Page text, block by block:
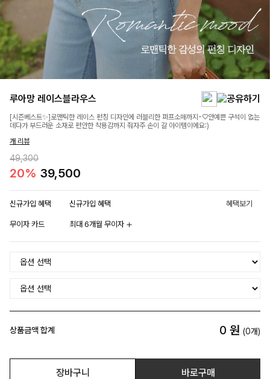
루아망 레이스블라우스
[시즌베스트✨]로맨틱한 레이스 펀칭 디자인에 러블리한 퍼프소매까지-♡안예쁜 구석이 없는
데다가 부드러운 소재로 편안한 착용감까지 줘자주 손이 갈 아이템이에요:)
개 리뷰
49,300
20% 39,500
신규가입 혜택 신규가입 혜택 혜택보기
무이자 카드 최대 6개월 무이자
상품금액 합계 0 원 (0개)
장바구니 바로구매